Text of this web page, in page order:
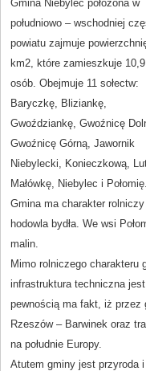
Gmina Niebylec położona w
południowo – wschodniej
powiatu zajmuje
km2, które zamieszkuje
osób. Obejmuje 11 sołectw:
Baryczkę, Bliziankę,
Gwoździankę, Gwoźnicę
Gwoźnicę Górną, Jawornik
Niebylecki, Konieczkową,
Małówkę, Niebylec i Połomię.
Gmina ma charakter
hodowla bydła. We wsi
malin.
Mimo rolniczego charakteru
infrastruktura techniczna
pewnością ma fakt, iż przez
Rzeszów – Barwinek oraz
na południe Europy.
Atutem gminy jest przyroda